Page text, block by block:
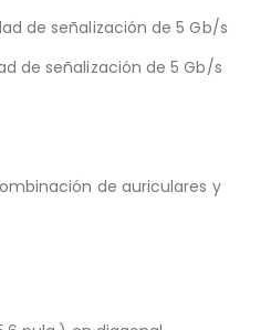
de señalización de 5 Gb/s
de señalización de 5 Gb/s
de auriculares y